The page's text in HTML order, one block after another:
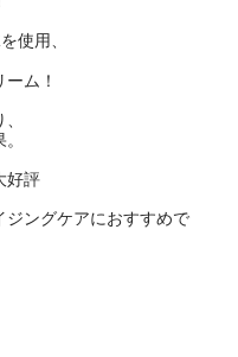
使用、
ム！
好評
ングケアにおすすめで